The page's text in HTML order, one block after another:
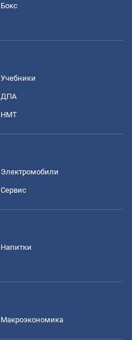
Бокс
Учебники
ДПА
НМТ
Электромобили
Сервис
Напитки
Mакроэкономика